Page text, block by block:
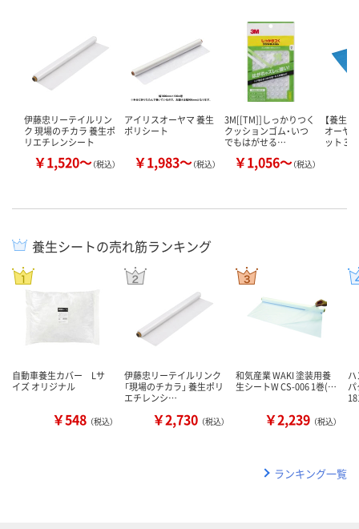
伊藤忠リーテイルリン
ク 現場のチカラ 養生ポ
リエチレンシート
￥1,520～（税込）
アイリスオーヤマ 養生
ポリシート
￥1,983～（税込）
3M[[TM]]しっかりつく
クッションゴム・いつ
でもはがせる…
￥1,056～（税込）
【養生
オーヤ
ット
養生シートの売れ筋ランキング
自動車養生カバー Lサ
イズ オリジナル
￥548 （税込）
伊藤忠リーテイルリンク
「現場のチカラ」 養生ポリ
エチレンシ…
￥2,730 （税込）
和気産業 WAKI 塗装用養
生シートW CS-006 1巻(…
￥2,239 （税込）
ハ
ランキング一覧